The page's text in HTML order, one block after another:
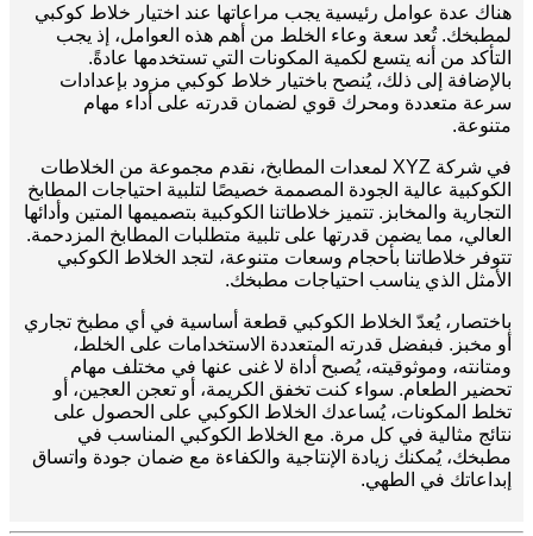
هناك عدة عوامل رئيسية يجب مراعاتها عند اختيار خلاط كوكبي
لمطبخك. تُعد سعة وعاء الخلط من أهم هذه العوامل، إذ يجب
التأكد من أنه يتسع لكمية المكونات التي تستخدمها عادةً.
بالإضافة إلى ذلك، يُنصح باختيار خلاط كوكبي مزود بإعدادات
سرعة متعددة ومحرك قوي لضمان قدرته على أداء مهام
متنوعة.
في شركة XYZ لمعدات المطابخ، نقدم مجموعة من الخلاطات
الكوكبية عالية الجودة المصممة خصيصًا لتلبية احتياجات المطابخ
التجارية والمخابز. تتميز خلاطاتنا الكوكبية بتصميمها المتين وأدائها
العالي، مما يضمن قدرتها على تلبية متطلبات المطابخ المزدحمة.
تتوفر خلاطاتنا بأحجام وسعات متنوعة، لتجد الخلاط الكوكبي
الأمثل الذي يناسب احتياجات مطبخك.
باختصار، يُعدّ الخلاط الكوكبي قطعة أساسية في أي مطبخ تجاري
أو مخبز. فبفضل قدرته المتعددة الاستخدامات على الخلط،
ومتانته، وموثوقيته، يُصبح أداة لا غنى عنها في مختلف مهام
تحضير الطعام. سواء كنت تخفق الكريمة، أو تعجن العجين، أو
تخلط المكونات، يُساعدك الخلاط الكوكبي على الحصول على
نتائج مثالية في كل مرة. مع الخلاط الكوكبي المناسب في
مطبخك، يُمكنك زيادة الإنتاجية والكفاءة مع ضمان جودة واتساق
إبداعاتك في الطهي.